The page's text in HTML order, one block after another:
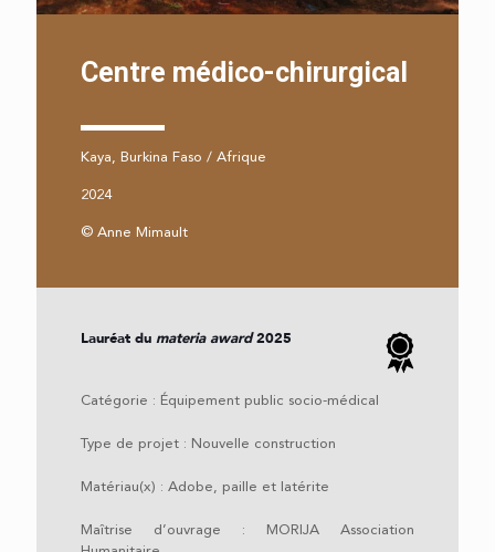
Centre médico-chirurgical
Kaya, Burkina Faso / Afrique
2024
© Anne Mimault
Lauréat du materia award2025
Catégorie : Équipement public socio-médical
Type de projet : Nouvelle construction
Matériau(x) : Adobe, paille et latérite
Maîtrise d’ouvrage : MORIJA Association